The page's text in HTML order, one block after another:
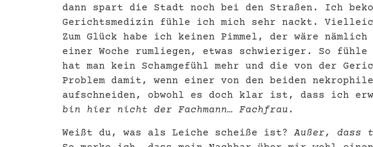
dann spart die Stadt noch bei den Straßen. Ich
Gerichtsmedizin fühle ich mich sehr nackt.
Zum Glück habe ich keinen Pimmel, der wäre
einer Woche rumliegen, etwas schwieriger. So
hat man kein Schamgefühl mehr und die von der
Problem damit, wenn einer von den beiden
aufschneiden, obwohl es doch klar ist, dass ich
bin hier nicht der Fachmann… Fachfrau.
Weißt du, was als Leiche scheiße ist?Außer,